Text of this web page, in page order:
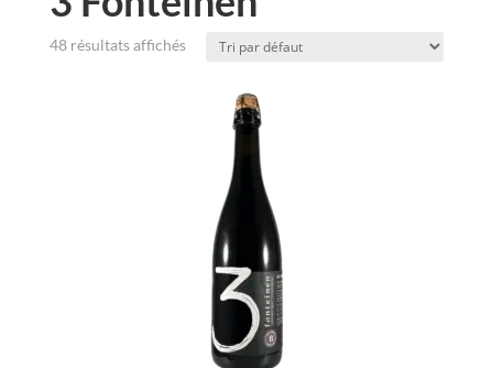
48 résultats affichés